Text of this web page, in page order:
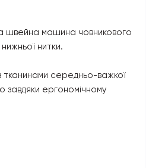
швейна машина човникового
нижньої нитки.
тканинами середньо-важкої
завдяки ергономічному